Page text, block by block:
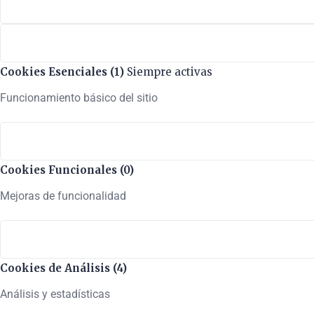
Cookies Esenciales (1) Siempre activas
Funcionamiento básico del sitio
Cookies Funcionales (0)
Mejoras de funcionalidad
Cookies de Análisis (4)
Análisis y estadísticas